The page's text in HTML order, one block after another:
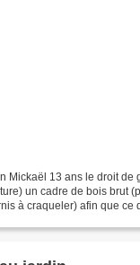
Mickaël 13 ans le droit de
un cadre de bois brut
à craqueler) afin que ce